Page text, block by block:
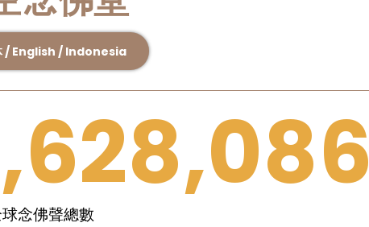
/ English / Indonesia
念佛聲總數